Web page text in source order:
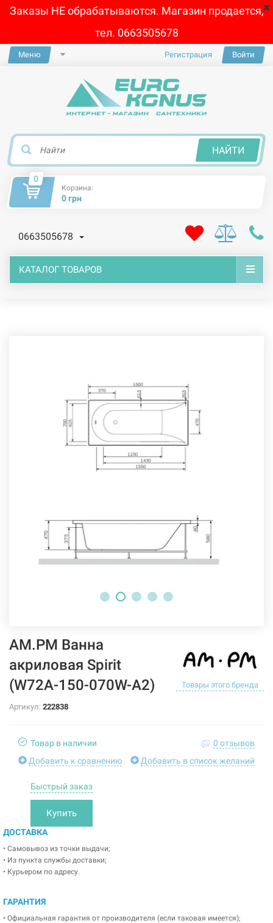
Заказы НЕ обрабатываются. Магазин продается,
тел. 0663505678
Меню Регистрация Войти
НАЙТИ
0
Корзина:
0 грн
0663505678
КАТАЛОГ ТОВАРОВ
AM.PM Ванна
акриловая Spirit
(W72A-150-070W-A2)
Товары этого бренда
Артикул: 222838
Товар в наличии
0 отзывов
Добавить к сравнению
Добавить в список желаний
Купить
Быстрый заказ
ДОСТАВКА
• Самовывоз из точки выдачи;
• Из пункта службы доставки;
• Курьером по адресу.
ГАРАНТИЯ
• Официальная гарантия от производителя (если таковая имеется);